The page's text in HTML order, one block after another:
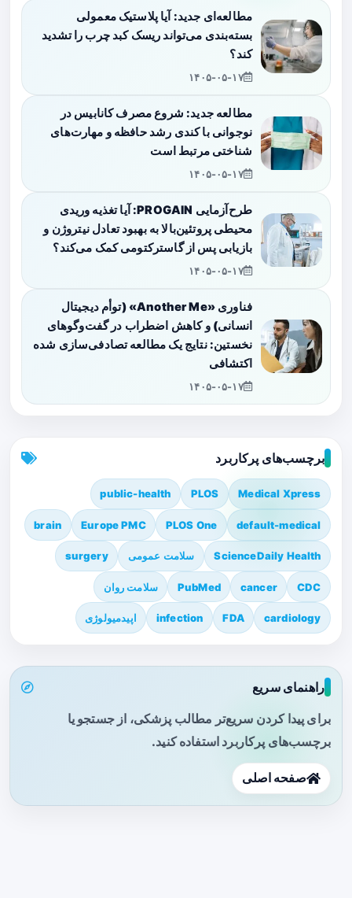
مطالعه‌ای جدید: آیا پلاستیک معمولی
بسته‌بندی می‌تواند ریسک کبد چرب را تشدید
کند؟
۱۴۰۵-۰۵-۱۷
مطالعه جدید: شروع مصرف کانابیس در
نوجوانی با کندی رشد حافظه و مهارت‌های
شناختی مرتبط است
۱۴۰۵-۰۵-۱۷
طرح‌آزمایی PROGAIN: آیا تغذیه وریدی
محیطی پروتئین‌بالا به بهبود تعادل نیتروژن و
بازیابی پس از گاسترکتومی کمک می‌کند؟
۱۴۰۵-۰۵-۱۷
فناوری «Another Me» (توأم دیجیتال
انسانی) و کاهش اضطراب در گفت‌وگوهای
نخستین: نتایج یک مطالعه تصادفی‌سازی شده
اکتشافی
۱۴۰۵-۰۵-۱۷
برچسب‌های پرکاربرد
Medical Xpress
PLOS
public-health
default-medical
PLOS One
Europe PMC
brain
ScienceDaily Health سلامت عمومی surgery
CDC
cancer
PubMed سلامت روان
cardiology
FDA
infection اپیدمیولوژی
راهنمای سریع
برای پیدا کردن سریع‌تر مطالب پزشکی، از جستجو یا
برچسب‌های پرکاربرد استفاده کنید.
صفحه اصلی